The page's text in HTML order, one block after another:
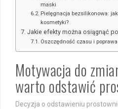
maski
Pielęgnacja bezsilikonowa:
kosmetyki?
Jakie efekty można osiągnąć
Oszczędność czasu i
Motywacja do
warto odstawić
Decyzja o odstawieniu